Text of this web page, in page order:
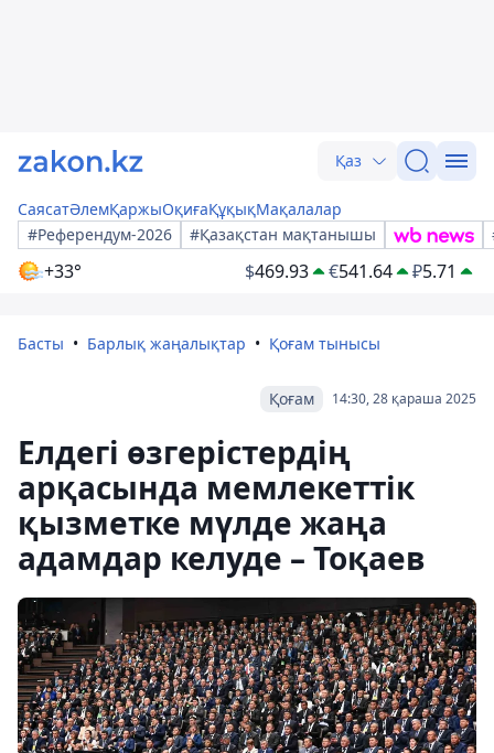
Қаз
СаясатӘлемҚаржыОқиғаҚұқықМақалалар
#Референдум-2026
#Қазақстан мақтанышы
+33° $469.93 €541.64 ₽5.71
Басты Барлық жаңалықтар Қоғам тынысы
14:30, 28 қараша 2025
Қоғам
Елдегі өзгерістердің
арқасында мемлекеттік
қызметке мүлде жаңа
адамдар келуде – Тоқаев